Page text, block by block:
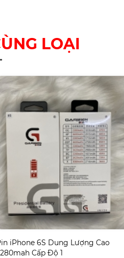
LOẠI
iPhone 6S Dung Lượng Cao
Cấp Độ 1